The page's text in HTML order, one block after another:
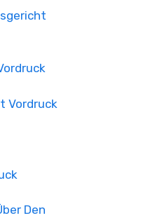
Vordruck
Den